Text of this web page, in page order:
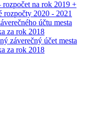
rozpočet na rok 2019 +
rozpočty 2020 - 2021
účtu mesta
za rok 2018
záverečný účet mesta
za rok 2018